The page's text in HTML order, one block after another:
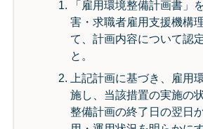
「雇用環境整備計画書」
害・求職者雇用支援機構
て、計画内容について認
と。
上記計画に基づき、雇用
施し、当該措置の実施の
整備計画の終了日の翌日